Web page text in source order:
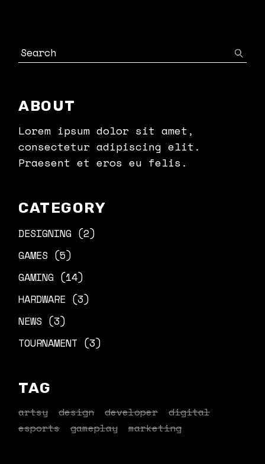
ABOUT
Lorem ipsum dolor sit amet,
consectetur adipiscing elit.
Praesent et eros eu felis.
CATEGORY
DESIGNING (2)
GAMES (5)
GAMING (14)
HARDWARE (3)
NEWS (3)
TOURNAMENT (3)
TAG
artsy design developer
digital
esports
gameplay marketing